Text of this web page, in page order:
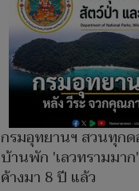
กรมอุทยานฯ สวนทุก
บ้านพัก 'เลวทรามมา
ค้างมา 8 ปี แล้ว